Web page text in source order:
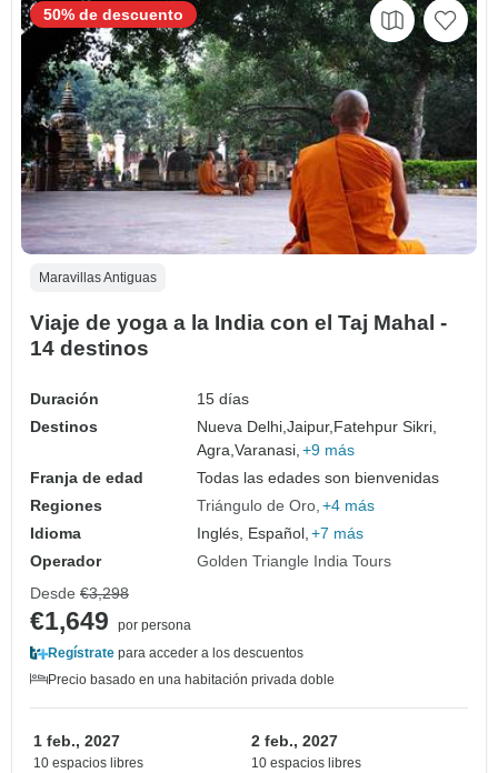
Maravillas Antiguas
Viaje de yoga a la India con el Taj Mahal -
14 destinos
Duración
15 días
Destinos
Nueva Delhi,Jaipur, Fatehpur Sikri,
Agra,Varanasi, +9 más
Franja de edad
Todas las edades son bienvenidas
Regiones
Triángulo de Oro +4 más
Idioma
Inglés, Español, +7 más
Operador
Golden Triangle India Tours
50% de descuento
Desde €3,298
€1,649
por persona
Regístrate para acceder a los descuentos
Precio basado en una habitación privada doble
1 feb., 2027
10 espacios libres
2 feb., 2027
10 espacios libres